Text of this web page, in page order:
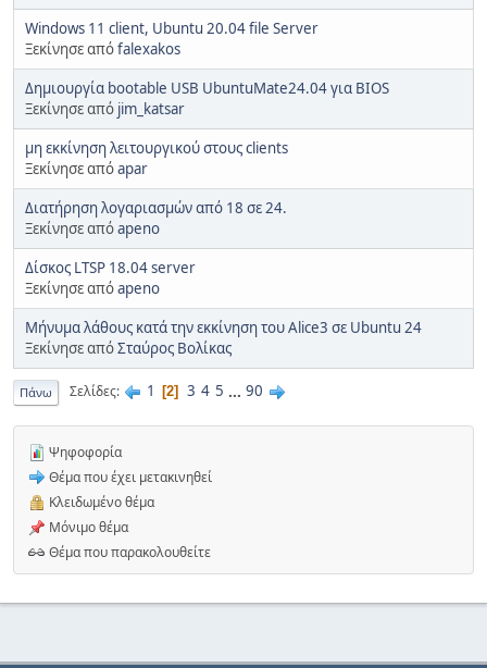
Windows 11 client, Ubuntu 20.04 file Server
Ξεκίνησε απόfalexakos
Δημιουργία bootable USB UbuntuMate24.04 για BIOS
Ξεκίνησε από jim_katsar
μη εκκίνηση λειτουργικού στους clients
Ξεκίνησε απόapar
Διατήρηση λογαριασμών από 18 σε 24.
Ξεκίνησε απόapeno
Δίσκος LTSP 18.04 server
Ξεκίνησε απόapeno
Μήνυμα λάθους κατά την εκκίνηση του Alice3 σε Ubuntu 24
Ξεκίνησε απόΣταύρος Βολίκας
Πάνω Σελίδες 1 2 3 4 5 ... 90
Ψηφοφορία
Θέμα που έχει μετακινηθεί
Κλειδωμένο θέμα
Μόνιμο θέμα
Θέμα που παρακολουθείτε